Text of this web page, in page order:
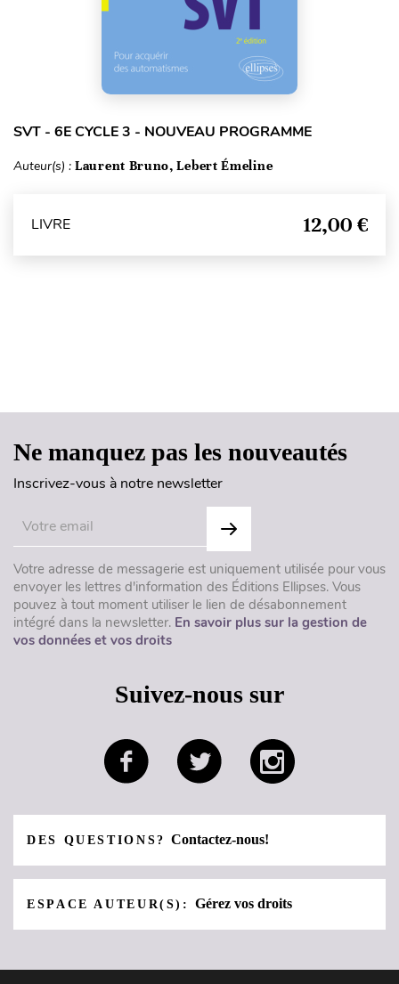
SVT - 6E CYCLE 3 - NOUVEAU PROGRAMME
Auteur(s) : Laurent Bruno, Lebert Émeline
LIVRE 12,00 €
Ne manquez pas les nouveautés
Inscrivez-vous à notre newsletter
Votre adresse de messagerie est uniquement utilisée pour vous
envoyer les lettres d'information des Éditions Ellipses. Vous
pouvez à tout moment utiliser le lien de désabonnement
intégré dans la newsletter. En savoir plus sur la gestion de
vos données et vos droits
Suivez-nous sur
DES QUESTIONS?Contactez-nous!
ESPACE AUTEUR(S):Gérez vos droits